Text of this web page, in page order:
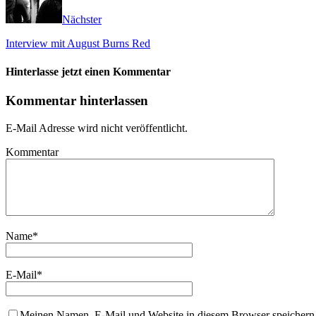
Nächster
Interview mit August Burns Red
Hinterlasse jetzt einen Kommentar
Kommentar hinterlassen
E-Mail Adresse wird nicht veröffentlicht.
Kommentar
Name*
E-Mail*